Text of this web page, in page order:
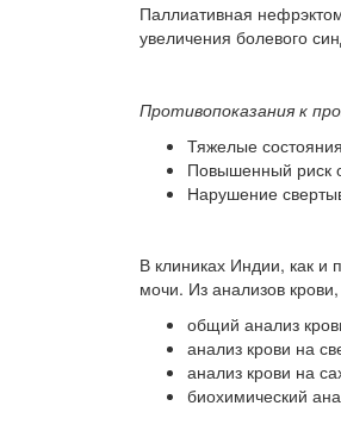
Паллиативная
увеличения болевого
Противопоказания к
Тяжелые
Повышенный риск
Нарушение
В клиниках Индии, как и
мочи. Из анализов
общий анализ
анализ крови на
анализ крови на
биохимический